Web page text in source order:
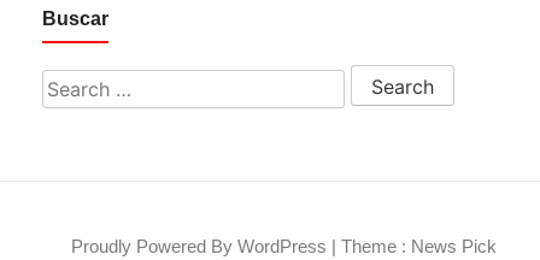
Buscar
Search for:
Proudly Powered By WordPress | Theme : News Pick